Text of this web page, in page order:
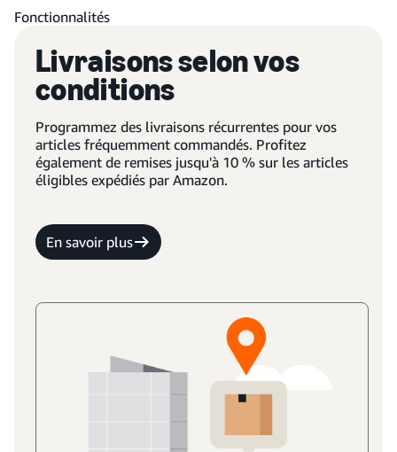
Fonctionnalités
Livraisons selon vos
conditions
Programmez des livraisons récurrentes pour vos
articles fréquemment commandés. Profitez
également de remises jusqu'à 10 % sur les articles
éligibles expédiés par Amazon.
En savoir plus